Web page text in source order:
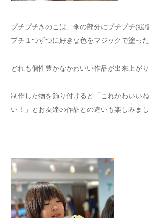
プチプチきのこは、傘の部分にプチプチ(緩
プチ１つずつに好きな色をマジックで塗った
どれも個性豊かなかわいい作品が出来上がり
制作した物を飾り付けると「これかわいい
い！」とお友達の作品との違いも楽しみまし